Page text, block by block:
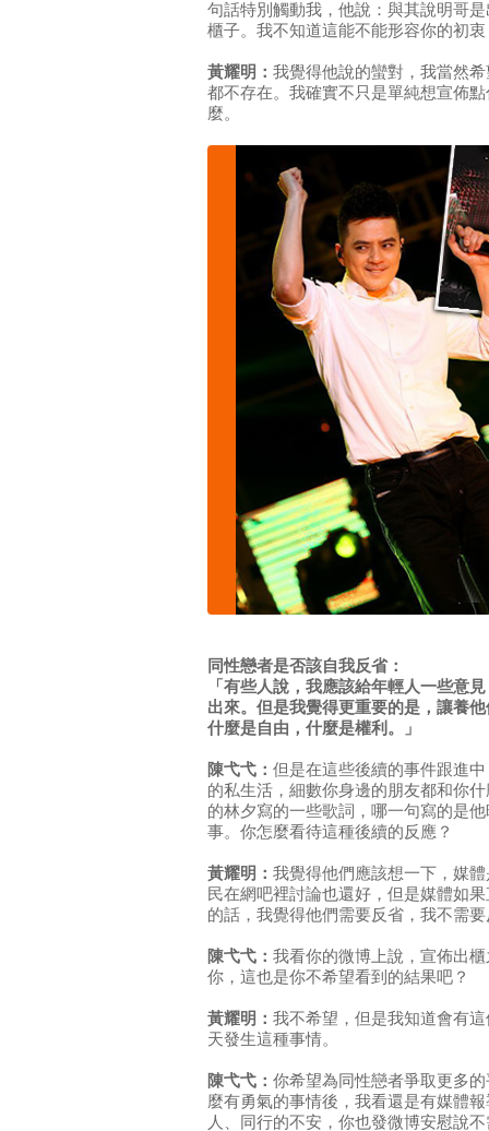
句話特別觸動我，他說：與其說明哥
櫃子。我不知道這能不能形容你的初衷
黃耀明： 我覺得他說的蠻對，我當然
都不存在。我確實不只是單純想宣佈
麼。
同性戀者是否該自我反省：
「有些人說，我應該給年輕人一些意
出來。但是我覺得更重要的是，讓養
什麼是自由，什麼是權利。」
陳弋弋： 但是在這些後續的事件跟進
的私生活，細數你身邊的朋友都和你
的林夕寫的一些歌詞，哪一句寫的是
事。你怎麼看待這種後續的反應？
黃耀明： 我覺得他們應該想一下，媒
民在網吧裡討論也還好，但是媒體如
的話，我覺得他們需要反省，我不需
陳弋弋： 我看你的微博上說，宣佈出
你，這也是你不希望看到的結果吧？
黃耀明： 我不希望，但是我知道會有
天發生這種事情。
陳弋弋： 你希望為同性戀者爭取更多
麼有勇氣的事情後，我看還是有媒體
人、同行的不安，你也發微博安慰說